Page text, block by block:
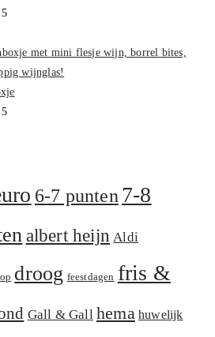
6-7 punten7-8
albert heijn Aldi
droog feestdagen fris &
Gall & Gall hema huwelijk